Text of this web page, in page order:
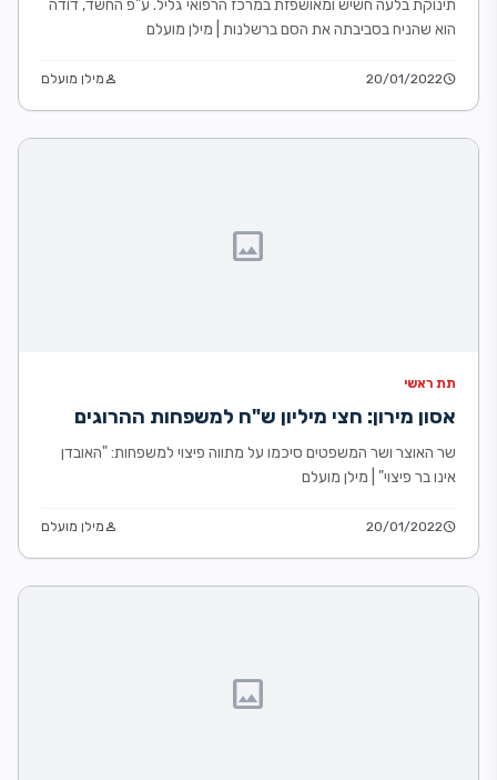
תינוקת בלעה חשיש ומאושפזת במרכז הרפואי גליל. ע"פ החשד, דודה
הוא שהניח בסביבתה את הסם ברשלנות | מילן מועלם
schedule
20/01/2022
personמילן מועלם
image
תת ראשי
אסון מירון: חצי מיליון ש"ח למשפחות ההרוגים
שר האוצר ושר המשפטים סיכמו על מתווה פיצוי למשפחות: "האובדן
אינו בר פיצוי" | מילן מועלם
schedule
20/01/2022
personמילן מועלם
image